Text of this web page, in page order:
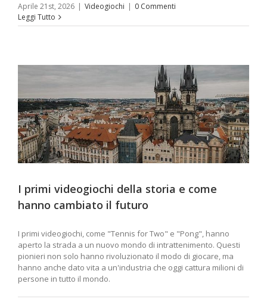
Aprile 21st, 2026 | Videogiochi | 0 Commenti
Leggi Tutto
I primi videogiochi della storia e come
hanno cambiato il futuro
I primi videogiochi, come "Tennis for Two" e "Pong", hanno
aperto la strada a un nuovo mondo di intrattenimento. Questi
pionieri non solo hanno rivoluzionato il modo di giocare, ma
hanno anche dato vita a un'industria che oggi cattura milioni di
persone in tutto il mondo.